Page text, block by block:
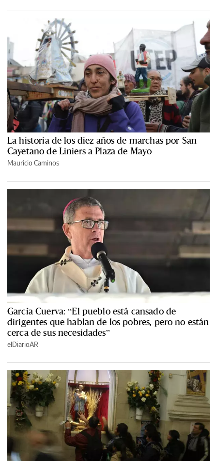
La historia de los diez años de marchas por San
Cayetano de Liniers a Plaza de Mayo
Mauricio Caminos
García Cuerva: “El pueblo está cansado de
dirigentes que hablan de los pobres, pero no están
cerca de sus necesidades”
elDiarioAR